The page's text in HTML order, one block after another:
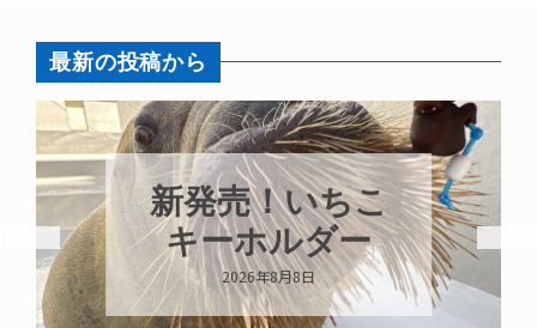
最新の投稿から
こ
パラオオウム
ガイが交接して
います
2026年8月7日